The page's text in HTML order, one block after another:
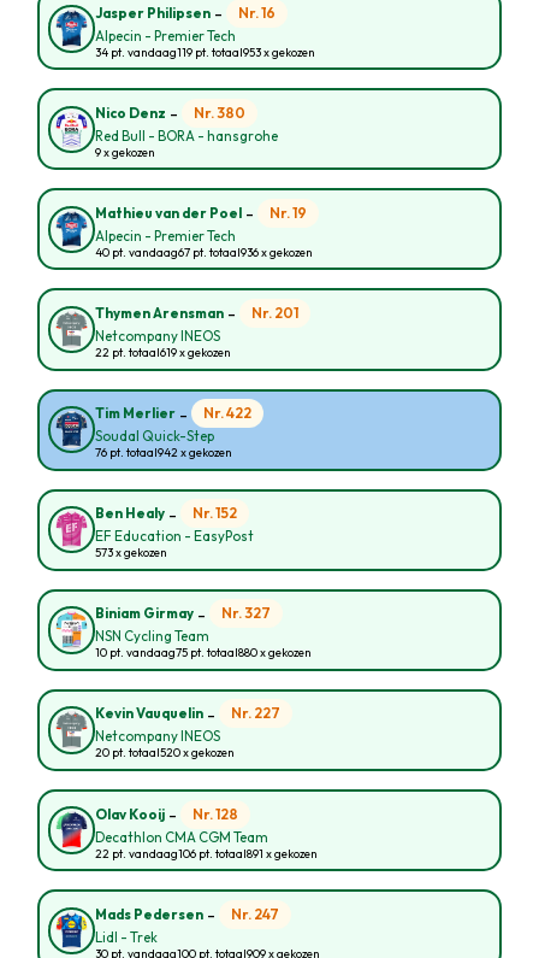
Jasper Philipsen - Nr. 16
Alpecin - Premier Tech
34 pt. vandaag119 pt. totaal953 x gekozen
Nico Denz - Nr. 380
Red Bull - BORA - hansgrohe
9 x gekozen
Mathieu van der Poel - Nr. 19
Alpecin - Premier Tech
40 pt. vandaag67 pt. totaal936 x gekozen
Thymen Arensman - Nr. 201
Netcompany INEOS
22 pt. totaal619 x gekozen
Tim Merlier - Nr. 422
Soudal Quick-Step
76 pt. totaal942 x gekozen
Ben Healy - Nr. 152
EF Education - EasyPost
573 x gekozen
Biniam Girmay - Nr. 327
NSN Cycling Team
10 pt. vandaag75 pt. totaal880 x gekozen
Kevin Vauquelin - Nr. 227
Netcompany INEOS
20 pt. totaal520 x gekozen
Olav Kooij - Nr. 128
Decathlon CMA CGM Team
22 pt. vandaag106 pt. totaal891 x gekozen
Mads Pedersen - Nr. 247
Lidl - Trek
30 pt. vandaag100 pt. totaal909 x gekozen